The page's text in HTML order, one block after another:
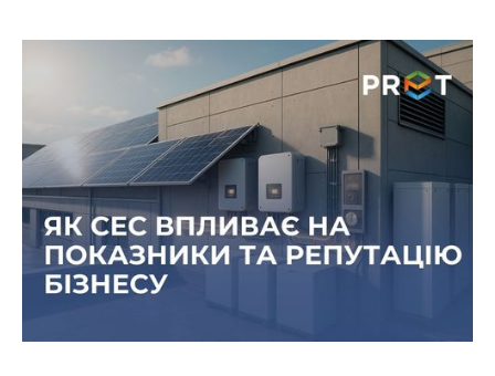
Вплив сонячних станцій на ESG-
показники компанії: зелена
репутація для інвесторів
У сучасному бізнес-середовищі інвестори та
партнери дедалі більше звертають увагу на
ESG-показники компаній.